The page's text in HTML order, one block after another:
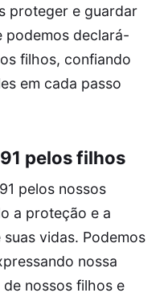
proteger e guardar
podemos declará-
filhos, confiando
em cada passo
pelos filhos
pelos nossos
a proteção e a
vidas. Podemos
nossa
nossos filhos e